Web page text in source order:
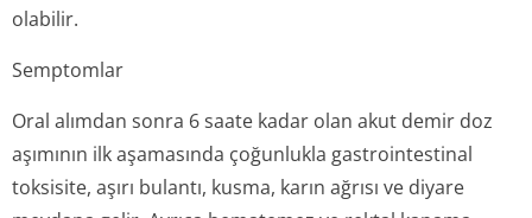
olabilir.
Semptomlar
Oral alımdan sonra 6 saate kadar olan akut demir doz
aşımının ilk aşamasında çoğunlukla gastrointestinal
toksisite, aşırı bulantı, kusma, karın ağrısı ve diyare